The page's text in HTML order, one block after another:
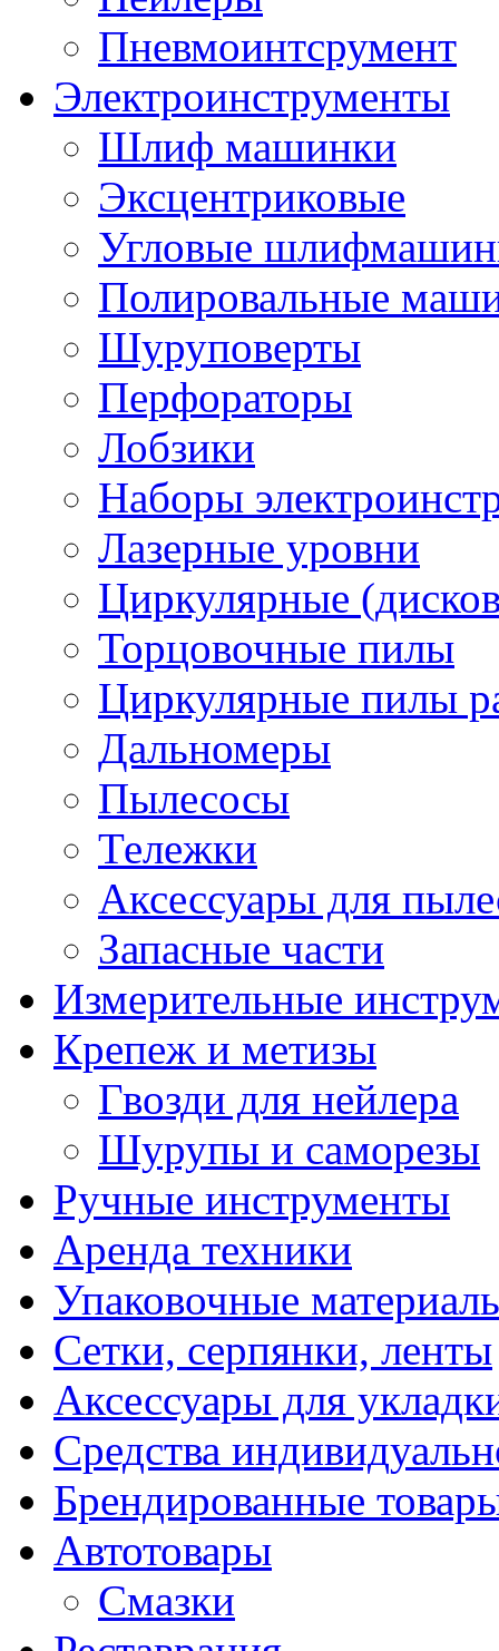
Пневмоинтсрумент
Электроинструменты
Шлиф машинки
Эксцентриковые
Угловые
Полировальные
Шуруповерты
Перфораторы
Лобзики
Наборы
Лазерные уровни
Циркулярные
Торцовочные пилы
Циркулярные пилы
Дальномеры
Пылесосы
Тележки
Аксессуары для
Запасные части
Измерительные
Крепеж и метизы
Гвозди для нейлера
Шурупы и саморезы
Ручные инструменты
Аренда техники
Упаковочные
Сетки, серпянки, ленты
Аксессуары для
Средства
Брендированные
Автотовары
Смазки